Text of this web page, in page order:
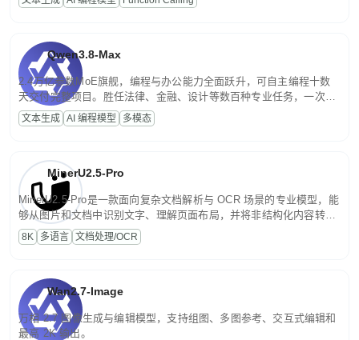
文案处理等普惠刚需场景。
Qwen3.8-Max
2.4万亿参数MoE旗舰，编程与办公能力全面跃升，可自主编程十数
天交付完整项目。胜任法律、金融、设计等数百种专业任务，一次对
话端到端交付生产级成果。原生视觉理解贯穿规划、执行与验证全流
程，支持超长文档与长视频的深度语义解析。长程任务中自主规划与
文本生成 AI 编程模型 多模态
MinerU2.5-Pro
MinerU2.5-Pro是一款面向复杂文档解析与 OCR 场景的专业模型，能
够从图片和文档中识别文字、理解页面布局，并将非结构化内容转换
为便于存储、检索和二次处理的结构化结果。
8K 多语言 文档处理/OCR
Wan2.7-Image
万相 2.7 图像生成与编辑模型，支持组图、多图参考、交互式编辑和
最高 2K 输出。